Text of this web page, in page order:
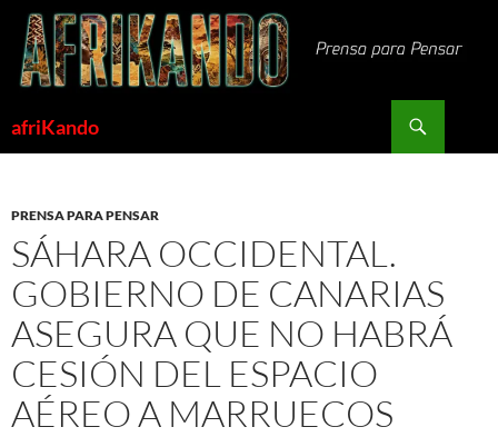
Saltar
contenido
afriKando
PRENSA PARA PENSAR
SÁHARA OCCIDENTAL.
GOBIERNO DE CANARIAS
ASEGURA QUE NO HABRÁ
CESIÓN DEL ESPACIO
AÉREO A MARRUECOS